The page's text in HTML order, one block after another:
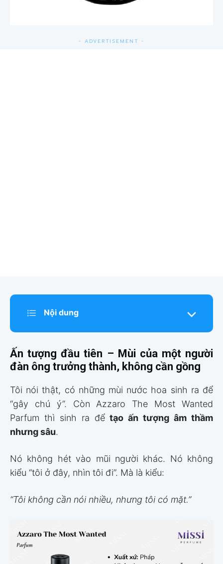
- ADVERTISEMENT -
Nội dung
Ấn tượng đầu tiên – Mùi của một người
đàn ông trưởng thành, không cần gồng
Tôi nói thật, có những mùi nước hoa sinh ra để
“gây chú ý”. Còn Azzaro The Most Wanted
Parfum thì sinh ra đểtạo ấn tượng âm thầm
nhưng sâu.
Nó không hét vào mũi người khác. Nó không
kiểu “tôi ở đây, nhìn tôi đi”. Mà là kiểu:
“Tôi không cần nói nhiều, nhưng tôi có mặt.”